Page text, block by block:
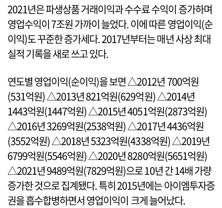
2021년은 파생상품 거래이익과 수수료 수익이 증가하며
영업수익이 7조원 가까이 늘었다. 이에 따른 영업이익(순
이익)도 꾸준한 증가세다. 2017년부터는 매년 사상 최대
실적 기록을 새로 쓰고 있다.
연도별 영업이익(순이익)을 보면 △2012년 700억원
(531억원) △2013년 821억원(629억원) △2014년
1443억원(1447억원) △2015년 4051억원(2873억원)
△2016년 3269억원(2538억원) △2017년 4436억원
(3552억원) △2018년 5323억원(4338억원) △2019년
6799억원(5546억원) △2020년 8280억원(5651억원)
△2021년 9489억원(7829억원)으로 10년 간 14배 가량
증가한 것으로 집계됐다. 특히 2015년에는 아이엠투자증
권을 흡수합병하면서 영업이익이 크게 늘어났다.